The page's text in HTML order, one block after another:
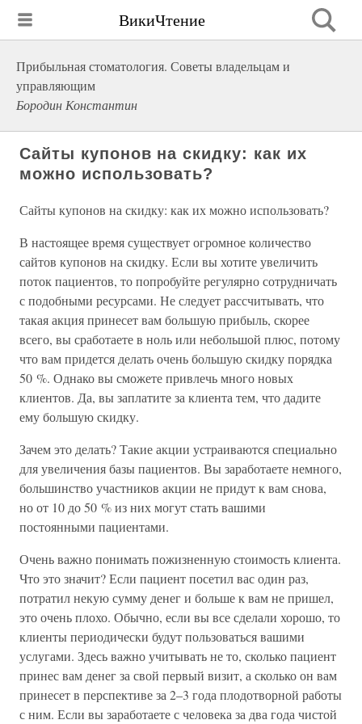
ВикиЧтение
Прибыльная стоматология. Советы владельцам и
управляющим
Бородин Константин
Сайты купонов на скидку: как их
можно использовать?
Сайты купонов на скидку: как их можно использовать?
В настоящее время существует огромное количество
сайтов купонов на скидку. Если вы хотите увеличить
поток пациентов, то попробуйте регулярно сотрудничать
с подобными ресурсами. Не следует рассчитывать, что
такая акция принесет вам большую прибыль, скорее
всего, вы сработаете в ноль или небольшой плюс, потому
что вам придется делать очень большую скидку порядка
50 %. Однако вы сможете привлечь много новых
клиентов. Да, вы заплатите за клиента тем, что дадите
ему большую скидку.
Зачем это делать? Такие акции устраиваются специально
для увеличения базы пациентов. Вы заработаете немного,
большинство участников акции не придут к вам снова,
но от 10 до 50 % из них могут стать вашими
постоянными пациентами.
Очень важно понимать пожизненную стоимость клиента.
Что это значит? Если пациент посетил вас один раз,
потратил некую сумму денег и больше к вам не пришел,
это очень плохо. Обычно, если вы все сделали хорошо, то
клиенты периодически будут пользоваться вашими
услугами. Здесь важно учитывать не то, сколько пациент
принес вам денег за свой первый визит, а сколько он вам
принесет в перспективе за 2–3 года плодотворной работы
с ним. Если вы заработаете с человека за два года чистой